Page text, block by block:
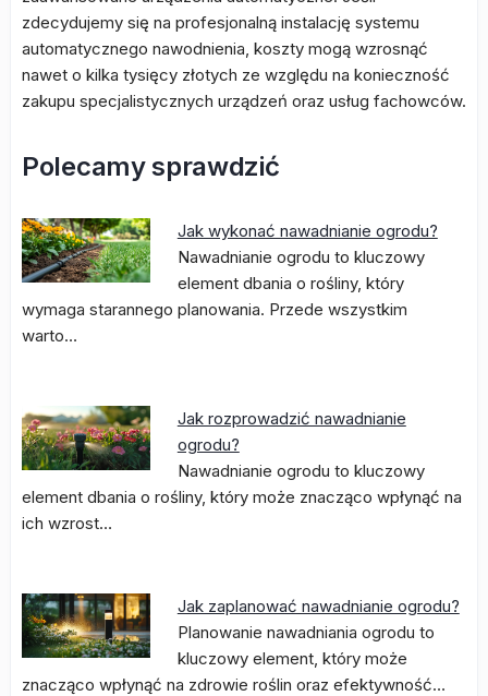
zdecydujemy się na profesjonalną instalację systemu
automatycznego nawodnienia, koszty mogą wzrosnąć
nawet o kilka tysięcy złotych ze względu na konieczność
zakupu specjalistycznych urządzeń oraz usług fachowców.
Polecamy sprawdzić
Jak wykonać nawadnianie ogrodu?
Nawadnianie ogrodu to kluczowy
element dbania o rośliny, który
wymaga starannego planowania. Przede wszystkim
warto…
Jak rozprowadzić nawadnianie
ogrodu?
Nawadnianie ogrodu to kluczowy
element dbania o rośliny, który może znacząco wpłynąć na
ich wzrost…
Jak zaplanować nawadnianie ogrodu?
Planowanie nawadniania ogrodu to
kluczowy element, który może
znacząco wpłynąć na zdrowie roślin oraz efektywność…